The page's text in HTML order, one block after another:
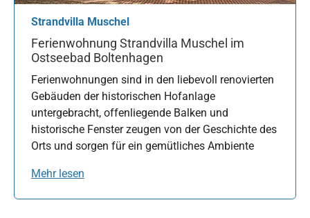
Strandvilla Muschel
Ferienwohnung Strandvilla Muschel im
Ostseebad Boltenhagen
Ferienwohnungen sind in den liebevoll renovierten
Gebäuden der historischen Hofanlage
untergebracht, offenliegende Balken und
historische Fenster zeugen von der Geschichte des
Orts und sorgen für ein gemütliches Ambiente
Mehr lesen